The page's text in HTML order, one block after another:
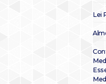
Lei